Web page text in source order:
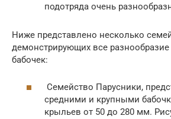
подотряда очень
Ниже представлено несколько
демонстрирующих все
бабочек:
Семейство Парусники,
средними и крупными
крыльев от 50 до 280 мм.